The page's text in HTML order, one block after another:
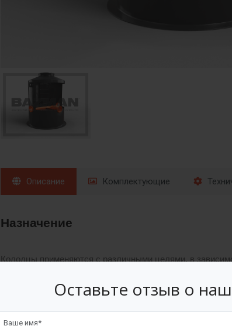
Оставьте отзыв о
Описание Комплектующие
Назначение
Колодцы применяются с различными целями, в
колодцах может находиться технологическое
Описание оборудования